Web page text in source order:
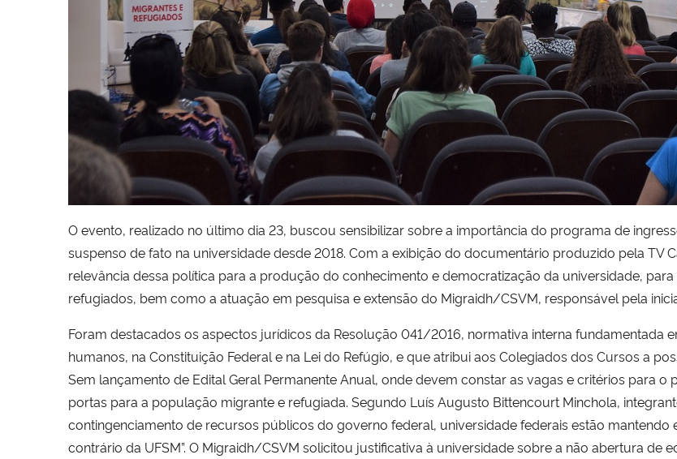
O evento, realizado no último dia 23, buscou sensibilizar sobre a importância do programa de
suspenso de fato na universidade desde 2018. Com a exibição do documentário produzido pela TV
relevância dessa política para a produção do conhecimento e democratização da universidade,
refugiados, bem como a atuação em pesquisa e extensão do Migraidh/CSVM, responsável pela
Foram destacados os aspectos jurídicos da Resolução 041/2016, normativa interna fundamentada
humanos, na Constituição Federal e na Lei do Refúgio, e que atribui aos Colegiados dos Cursos a
Sem lançamento de Edital Geral Permanente Anual, onde devem constar as vagas e critérios para o
portas para a população migrante e refugiada. Segundo Luís Augusto Bittencourt Minchola,
contingenciamento de recursos públicos do governo federal, universidade federais estão mantendo
contrário da UFSM”. O Migraidh/CSVM solicitou justificativa à universidade sobre a não abertura de